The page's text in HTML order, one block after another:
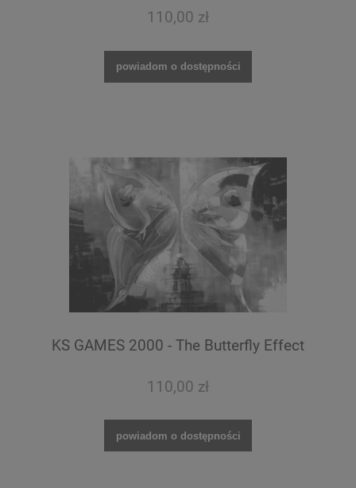
110,00 zł
powiadom o dostępności
KS GAMES 2000 - The Butterfly Effect
110,00 zł
powiadom o dostępności